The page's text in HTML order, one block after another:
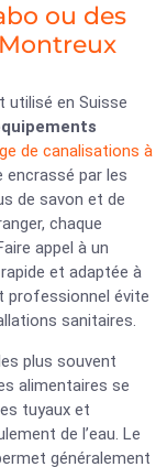
ou des
utilisé en Suisse
de canalisations à
encrassé par les
de savon et de
chaque
appel à un
et adaptée à
professionnel évite
sanitaires.
plus souvent
alimentaires se
tuyaux et
de l’eau. Le
généralement